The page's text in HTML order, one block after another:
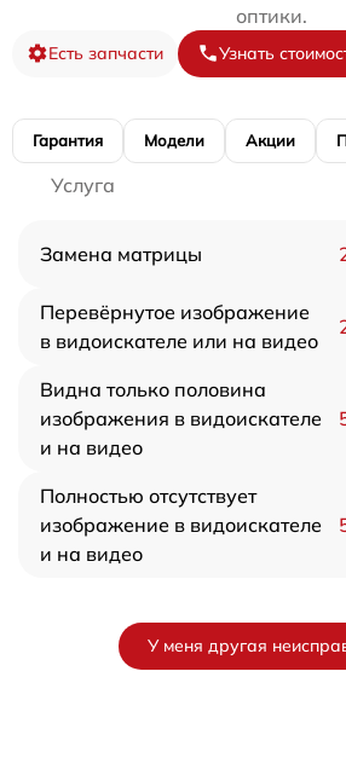
оптики.
Есть запчасти Узнать
Гарантия Модели Акции
Услуга
Замена матрицы
Перевёрнутое изображение
в видоискателе или на видео
Видна только половина
изображения в видоискателе
и на видео
Полностью отсутствует
изображение в видоискателе
и на видео
У меня другая